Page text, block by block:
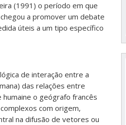
(1991) o período em que
a promover um debate
úteis a um tipo específico
de interação entre a
das relações entre
o geógrafo francês
com origem,
na difusão de vetores ou